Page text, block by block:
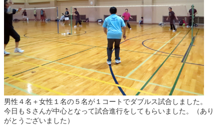
男性４名＋女性１名の５名が１コートでダブルス試合しました。
今日もＳさんが中心となって試合進行をしてもらいました。（あり
がとうございました）